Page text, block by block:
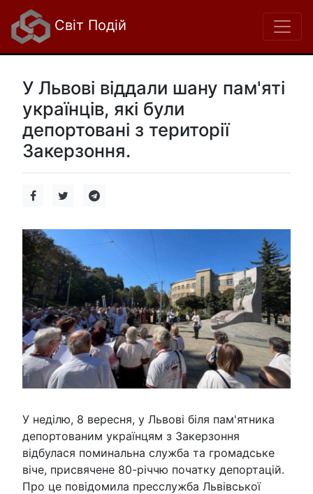
Світ Подій
У Львові віддали шану пам'яті
українців, які були
депортовані з території
Закерзоння.
У неділю, 8 вересня, у Львові біля пам'ятника
депортованим українцям з Закерзоння
відбулася поминальна служба та громадське
віче, присвячене 80-річчю початку депортацій.
Про це повідомила пресслужба Львівської